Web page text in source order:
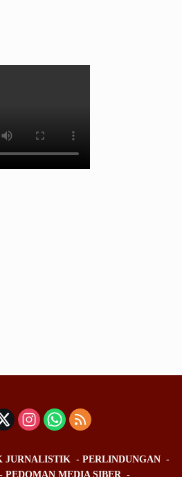
JURNALISTIK
PERLINDUNGAN
PEDOMAN MEDIA SIBER